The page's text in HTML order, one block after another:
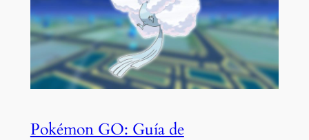
Pokémon GO: Guía de